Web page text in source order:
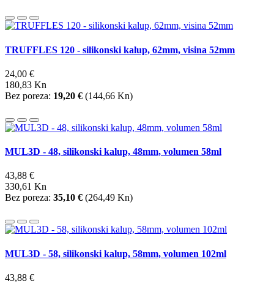
TRUFFLES 120 - silikonski kalup, 62mm, visina 52mm
24,00 €
180,83 Kn
Bez poreza: 19,20 € (144,66 Kn)
MUL3D - 48, silikonski kalup, 48mm, volumen 58ml
43,88 €
330,61 Kn
Bez poreza: 35,10 € (264,49 Kn)
MUL3D - 58, silikonski kalup, 58mm, volumen 102ml
43,88 €